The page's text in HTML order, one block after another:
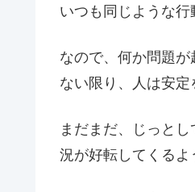
いつも同じような行
なので、何か問題
ない限り、人は安定
まだまだ、じっと
況が好転してくるよ